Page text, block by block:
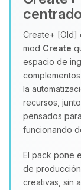
Create+ [Old]
mod Create
espacio de
la
recursos,
pensados
funcionando
El pack pone
de
creativas, sin